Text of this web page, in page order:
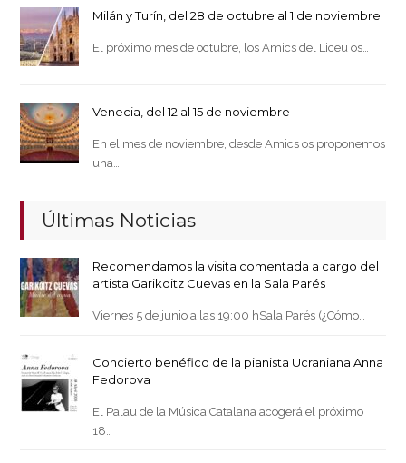
Milán y Turín, del 28 de octubre al 1 de noviembre
El próximo mes de octubre, los Amics del Liceu os…
Venecia, del 12 al 15 de noviembre
En el mes de noviembre, desde Amics os proponemos
una…
Últimas Noticias
Recomendamos la visita comentada a cargo del
artista Garikoitz Cuevas en la Sala Parés
Viernes 5 de junio a las 19:00 hSala Parés (¿Cómo…
Concierto benéfico de la pianista Ucraniana Anna
Fedorova
El Palau de la Música Catalana acogerá el próximo
18…